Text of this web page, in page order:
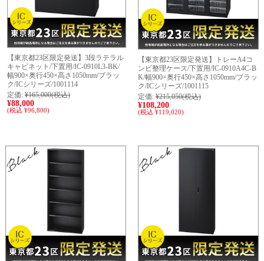
【東京都23区限定発送】3段ラテラル
キャビネット/下置用/IC-0910L3-BK/
幅900×奥行450×高さ1050mm/ブラッ
ク/ICシリーズ/1001114
定価: ¥165,000(税込)
¥88,000
(税込 ¥96,800)
【東京都23区限定発送】トレーA4コ
ンビ整理ケース/下置用/IC-0910A4C-B
K/幅900×奥行450×高さ1050mm/ブラッ
ク/ICシリーズ/1001115
定価: ¥215,050(税込)
¥108,200
(税込 ¥119,020)